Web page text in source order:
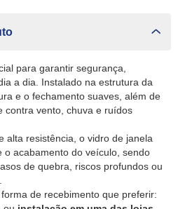
para garantir segurança,
a dia. Instalado na estrutura da
e o fechamento suaves, além de
contra vento, chuva e ruídos
alta resistência, o vidro de janela
o acabamento do veículo, sendo
de quebra, riscos profundos ou
de recebimento que preferir: